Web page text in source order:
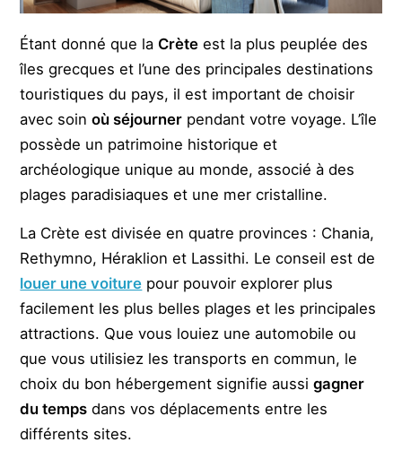
Étant donné que la Crète est la plus peuplée des
îles grecques et l’une des principales destinations
touristiques du pays, il est important de choisir
avec soinoù séjourner pendant votre voyage. L’île
possède un patrimoine historique et
archéologique unique au monde, associé à des
plages paradisiaques et une mer cristalline.
La Crète est divisée en quatre provinces : Chania,
Rethymno, Héraklion et Lassithi. Le conseil est de
louer une voiture pour pouvoir explorer plus
facilement les plus belles plages et les principales
attractions. Que vous louiez une automobile ou
que vous utilisiez les transports en commun, le
choix du bon hébergement signifie aussigagner
du temps dans vos déplacements entre les
différents sites.